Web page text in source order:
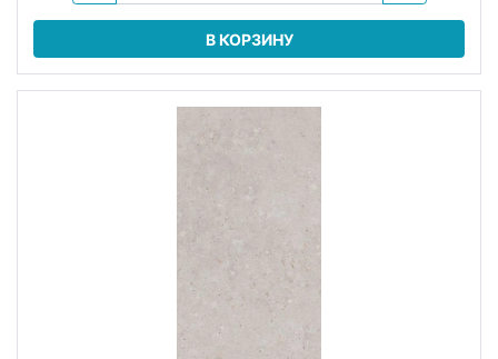
В КОРЗИНУ